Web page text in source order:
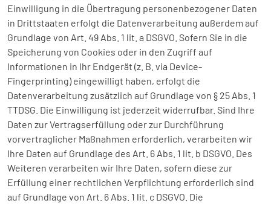
Einwilligung in die Übertragung personenbezogener Daten
in Drittstaaten erfolgt die Datenverarbeitung außerdem auf
Grundlage von Art. 49 Abs. 1 lit. a DSGVO. Sofern Sie in die
Speicherung von Cookies oder in den Zugriff auf
Informationen in Ihr Endgerät (z. B. via Device-
Fingerprinting) eingewilligt haben, erfolgt die
Datenverarbeitung zusätzlich auf Grundlage von § 25 Abs. 1
TTDSG. Die Einwilligung ist jederzeit widerrufbar. Sind Ihre
Daten zur Vertragserfüllung oder zur Durchführung
vorvertraglicher Maßnahmen erforderlich, verarbeiten wir
Ihre Daten auf Grundlage des Art. 6 Abs. 1 lit. b DSGVO. Des
Weiteren verarbeiten wir Ihre Daten, sofern diese zur
Erfüllung einer rechtlichen Verpflichtung erforderlich sind
auf Grundlage von Art. 6 Abs. 1 lit. c DSGVO. Die